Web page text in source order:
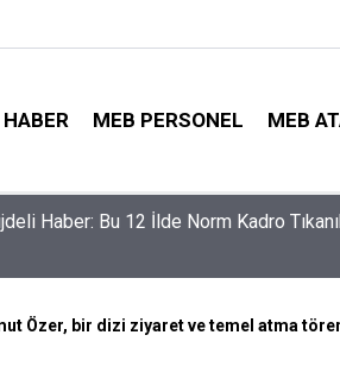
MEB PERSONEL MEB
Saatler! MEB E-Sınav Görev
Özer, bir dizi ziyaret ve temel atma